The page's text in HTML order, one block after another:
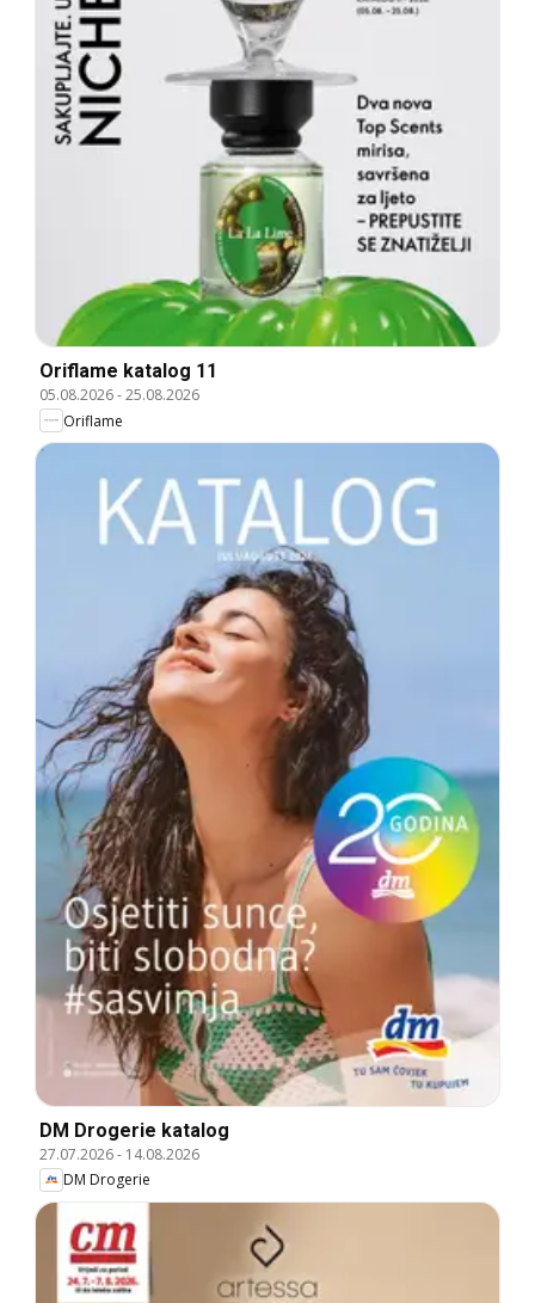
Oriflame katalog 11
05.08.2026-25.08.2026
Oriflame
DM Drogerie katalog
27.07.2026- 14.08.2026
DM Drogerie